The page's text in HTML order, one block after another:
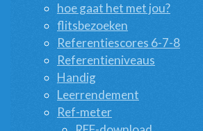
hoe gaat het met jou?
flitsbezoeken
Referentiescores 6-7-8
Referentieniveaus
Handig
Leerrendement
Ref-meter